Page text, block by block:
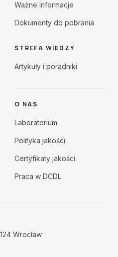
Ważne informacje
Dokumenty do pobrania
STREFA WIEDZY
Artykuły i poradniki
O NAS
Laboratorium
Polityka jakości
Certyfikaty jakości
Praca w DCDL
Wrocław